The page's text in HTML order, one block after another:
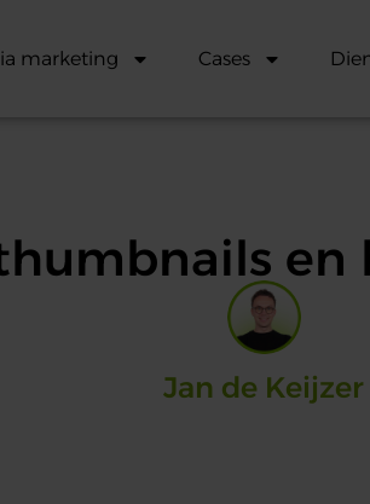
marketing Cases
en
Jan de Keijzer